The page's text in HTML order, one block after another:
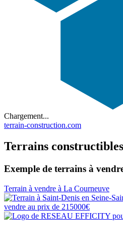
Chargement...
terrain-construction.com
Terrains constructibles
Exemple de terrains à
Terrain à vendre à La Courneuve